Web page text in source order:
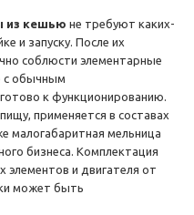
из кешью не требуют каких-
и запуску. После их
соблюсти элементарные
с обычным
к функционированию.
применяется в составах
малогабаритная мельница
бизнеса. Комплектация
элементов и двигателя от
может быть